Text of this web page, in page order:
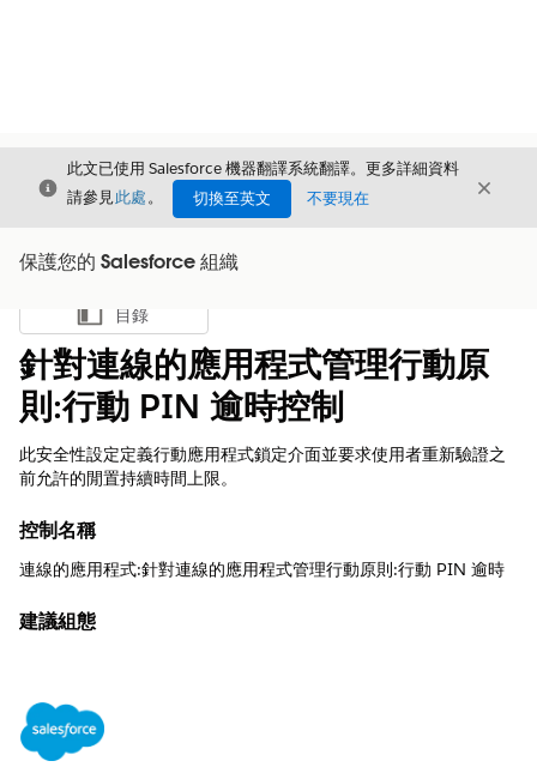
結束
此文已使用 Salesforce 機器翻譯系統翻譯。更多詳細資料
請參見此處。 切換至英文 不要現在 結束
保護您的 Salesforce 組織
顯示目錄
目錄
針對連線的應用程式管理行動原
則:行動 PIN 逾時控制
此安全性設定定義行動應用程式鎖定介面並要求使用者重新驗證之
前允許的閒置持續時間上限。
控制名稱
連線的應用程式:針對連線的應用程式管理行動原則:行動 PIN 逾時
建議組態
控制概觀
此安全性設定定義行動應用程式鎖定介面之前允許的閒置持續時間